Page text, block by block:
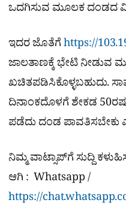
ಒದಗಿಸುವ ಮೂಲಕ ದಂಡದ
ಇದರ ಜೊತೆಗೆhttps://
ಜಾಲತಾಣಕ್ಕೆ ಭೇಟಿ ನೀಡುವ
ಖಚಿತಪಡಿಸಿಕೊಳ್ಳಬಹುದು.
ದಿನಾಂಕದೊಳಗೆ ಶೇಕಡ
ಪಡೆದು ದಂಡ ಪಾವತಿಸಬೇಕು
ನಿಮ್ಮ ವಾಟ್ಸಾಪ್​ಗೆ ಸುದ್ದಿ
ಆಗಿ : Whatsapp /
https://